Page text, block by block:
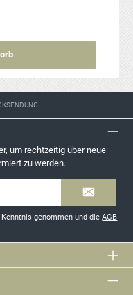
um rechtzeitig über neue
zu werden.
Kenntnis genommen und dieAGB